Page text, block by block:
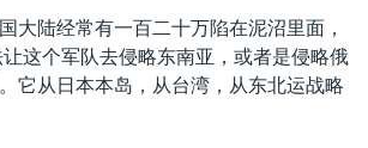
大陆经常有一百二十万陷在泥沼里面，
这个军队去侵略东南亚，或者是侵略俄
它从日本本岛，从台湾，从东北运战略